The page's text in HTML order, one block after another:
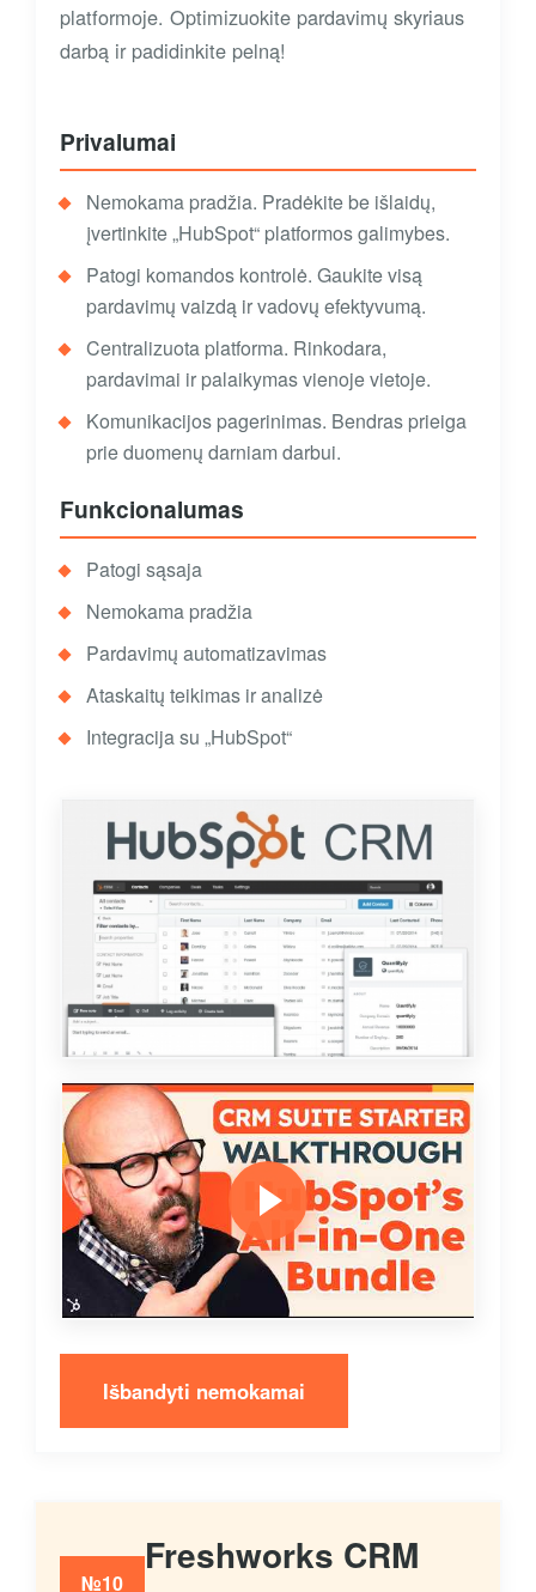
platformoje. Optimizuokite pardavimų skyriaus
darbą ir padidinkite pelną!
Privalumai
Nemokama pradžia. Pradėkite be išlaidų,
įvertinkite „HubSpot“ platformos galimybes.
Patogi komandos kontrolė. Gaukite visą
pardavimų vaizdą ir vadovų efektyvumą.
Centralizuota platforma. Rinkodara,
pardavimai ir palaikymas vienoje vietoje.
Komunikacijos pagerinimas. Bendras prieiga
prie duomenų darniam darbui.
Funkcionalumas
Patogi sąsaja
Nemokama pradžia
Pardavimų automatizavimas
Ataskaitų teikimas ir analizė
Integracija su „HubSpot“
Išbandyti nemokamai
№10
Freshworks CRM